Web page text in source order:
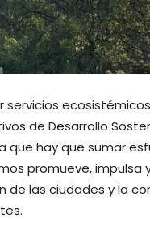
servicios
de Desarrollo
que hay que sumar
promueve, impulsa
de las ciudades y la